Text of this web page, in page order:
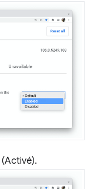
(Activé).